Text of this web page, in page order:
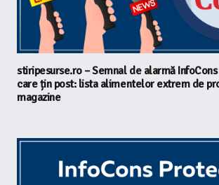
stiripesurse.ro – Semnal de alarmă
care țin post: lista alimentelor extrem de
magazine